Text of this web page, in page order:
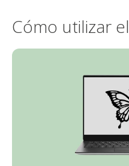
Cómo utilizar